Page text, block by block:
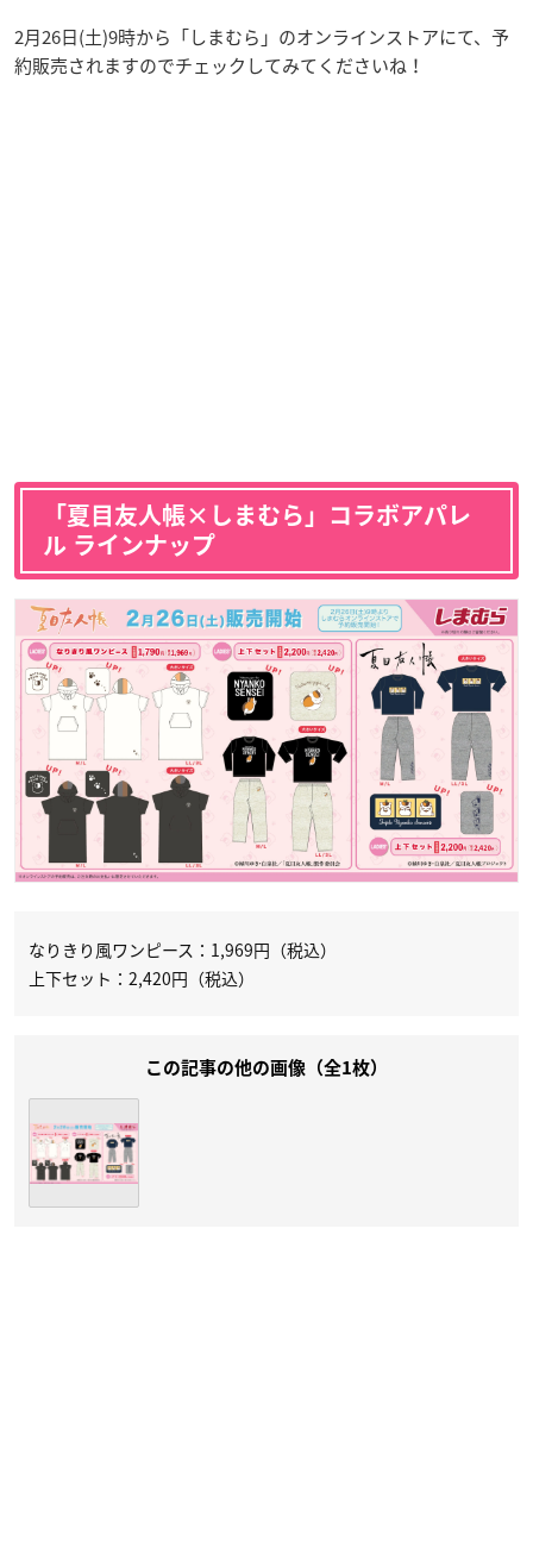
2月26日(土)9時から「しまむら」のオンラインストアにて、予
約販売されますのでチェックしてみてくださいね！
「夏目友人帳×しまむら」コラボアパレ
ル ラインナップ
なりきり風ワンピース：1,969円（税込）
上下セット：2,420円（税込）
この記事の他の画像（全1枚）